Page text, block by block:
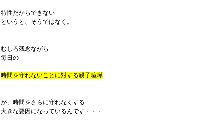
特性だからできない
というと、そうではなく。
むしろ残念ながら
毎日の
時間を守れないことに対する親子喧嘩
が、時間をさらに守れなくする
大きな要因になっているんです・・・